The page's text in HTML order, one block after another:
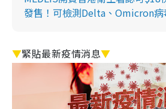
發售！可檢測Delta、Omicron病
▼緊貼最新疫情消息▼